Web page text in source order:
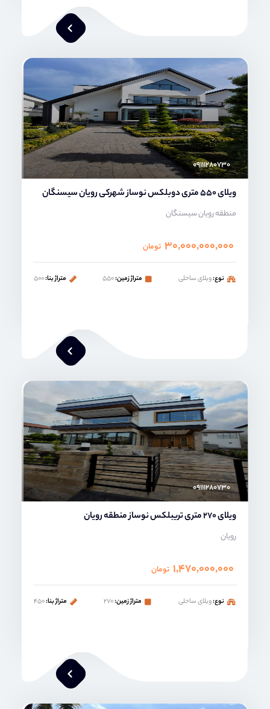
محمد صنعتی
۰۹۱۱۱۲۸۰۷۳۰
ویلای 550 متری دوبلکس نوساز شهرکی رویان سیسنگان
منطقه رویان سیسنگان
۳۰,۰۰۰,۰۰۰,۰۰۰ تومان
نوع:ویلای ساحلی متراژ زمین:۵۵۰ متراژ بنا:۵۰۰
محمد صنعتی
۰۹۱۱۱۲۸۰۷۳۰
ویلای 270 متری تریبلکس نوساز منطقه رویان
رویان
۱,۴۷۰,۰۰۰,۰۰۰ تومان
نوع:ویلای ساحلی متراژ زمین:۲۷۰ متراژ بنا:۴۵۰